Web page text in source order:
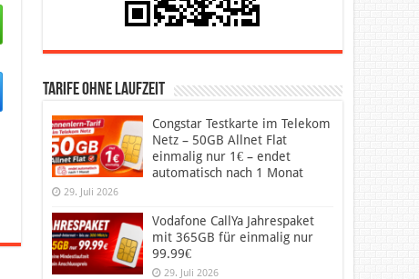
Tarife ohne Laufzeit
Congstar Testkarte im Telekom
Netz – 50GB Allnet Flat
einmalig nur 1€ – endet
automatisch nach 1 Monat
29. Juli 2026
Vodafone CallYa Jahrespaket
mit 365GB für einmalig nur
99.99€
29. Juli 2026